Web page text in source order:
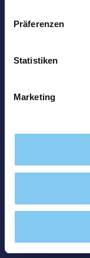
Präferenzen
Statistiken
Marketing